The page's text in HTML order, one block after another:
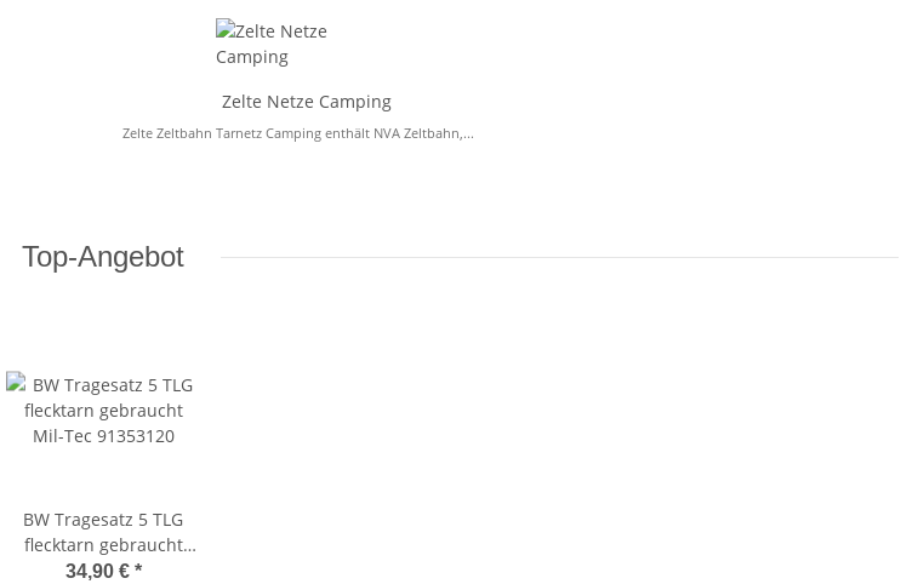
Zelte Netze Camping
Zelte Zeltbahn Tarnetz Camping enthält NVA Zeltbahn,...
Top-Angebot
BW Tragesatz 5 TLG
flecktarn gebraucht
Mil-Tec 91353120
34,90 € *